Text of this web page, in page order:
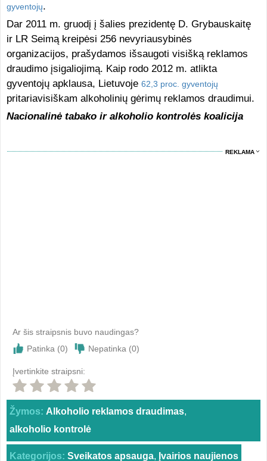
gyventojų.
Dar 2011 m. gruodį į šalies prezidentę D. Grybauskaitę
ir LR Seimą kreipėsi 256 nevyriausybinės
organizacijos, prašydamos išsaugoti visišką reklamos
draudimo įsigaliojimą. Kaip rodo 2012 m. atlikta
gyventojų apklausa, Lietuvoje 62,3 proc. gyventojų
pritariavisiškam alkoholinių gėrimų reklamos draudimui.
Nacionalinė tabako ir alkoholio kontrolės koalicija
REKLAMA
Ar šis straipsnis buvo naudingas?
Patinka (0) Nepatinka (0)
Įvertinkite straipsni:
Žymos: Alkoholio reklamos draudimas,
alkoholio kontrolė
Kategorijos: Sveikatos apsauga, Įvairios naujienos